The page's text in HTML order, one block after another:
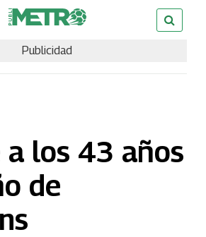
Publicidad
a los 43 años
de